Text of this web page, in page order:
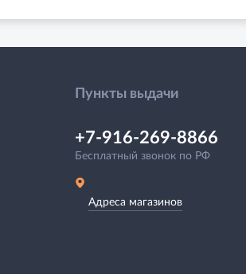
Пункты выдачи
+7-916-269-8866
Бесплатный звонок по РФ
Адреса магазинов